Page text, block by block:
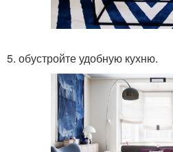
5. обустройте удобную кухню.